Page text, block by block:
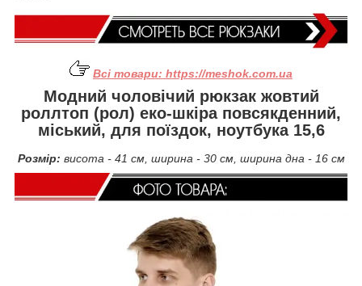
Всі товари: https://meshok.com.ua
Модний чоловічий рюкзак жовтий
роллтоп (рол) еко-шкіра повсякденний,
міський, для поїздок, ноутбука 15,6
Розмір: висота - 41 см, ширина - 30 см, ширина дна - 16 см